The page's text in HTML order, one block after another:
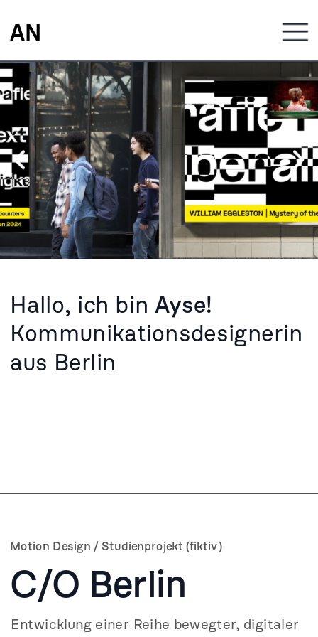
Projekte
Hallo, ich bin Ayse!
Kommunikationsdesignerin
aus Berlin
Motion Design / Studienprojekt (fiktiv)
C/O Berlin
Entwicklung einer Reihe bewegter, digitaler
AN